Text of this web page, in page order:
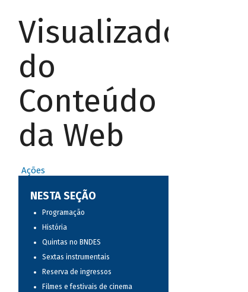
Visualizador
do
Conteúdo
da Web
Ações
NESTA SEÇÃO
Programação
História
Quintas no BNDES
Sextas instrumentais
Reserva de ingressos
Filmes e festivais de cinema